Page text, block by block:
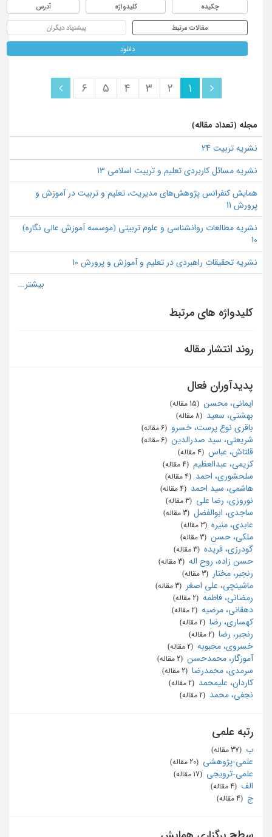
چکیده کلیدواژه آدرس
مقالات مرتبط پیشنهاد دیگران
دانلود
1
2
3
4
5
6
مجله (تعداد مقاله)
نشریه تربیت 24
نشریه مسائل کاربردی تعلیم و تربیت اسلامی 13
همایش كنفرانس پژوهش‌هاي مديريت، تعلیم و تربیت در آموزش و
پرورش 11
نشریه مطالعات روانشناسی و علوم تربیتی (موسسه آموزش عالی نگاره)
10
نشریه تحقیقات راهبردی در تعلیم و آموزش و پرورش 10
کلیدواژه های مرتبط
روند انتشار مقاله
پدیدآوران فعال
ایمانی، محسن
بهشتی، سعید
باقری نوع پرست، خسرو
شریعتی، سید صدرالدین
قلتاش، عباس
کریمی، عبدالعظیم
سلحشوری، احمد
هاشمی، سید احمد
نوروزی، رضا علی
ساجدی، ابوالفضل
عابدی، منیره
ملکی، حسن
گودرزی، فریده
حسن زاده، روح اله
رنجبر، مختار
ماشینچی، علی اصغر
رمضانی، فاطمه
دهقانی، مرضیه
کهساری، رضا
رنجبر، رضا
خسروی، محبوبه
آموزگار، محمدحسن
سرمدی، محمدرضا
کاردان، علیمحمد
نجفی، محمد
رتبه علمی
ب
علمی-پژوهشی
علمی-ترویجی
الف
ج
سطح برگزاری همایش